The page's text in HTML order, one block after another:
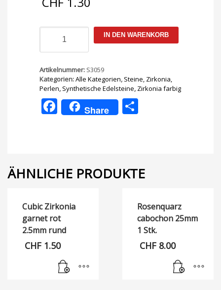
Zirkonia
rund
2
mm
Menge
IN DEN WARENKORB
Artikelnummer: S3059
Kategorien:Alle Kategorien, Steine, Zirkonia,
Perlen, Synthetische Edelsteine, Zirkonia farbig
Facebook
Share
ÄHNLICHE PRODUKTE
Cubic Zirkonia
garnet rot
2.5mm rund
CHF 1.50
Rosenquarz
cabochon 25mm
1 Stk.
CHF8.00